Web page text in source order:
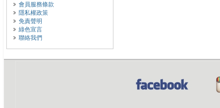
會員服務條款
隱私權政策
免責聲明
綠色宣言
聯絡我們